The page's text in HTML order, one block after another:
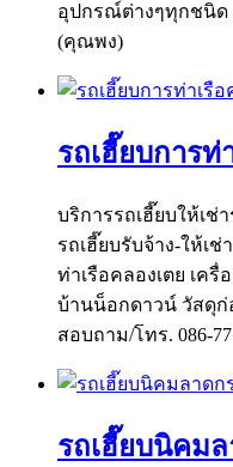
อุปกรณ์ต่างๆทุกชนิด
(คุณพง)
รถเฮี๊ยบการท่
บริการรถเฮี๊ยบให้เช่
รถเฮี๊ยบรับจ้าง-ให้เ
ท่าเรือคลองเตย เค
บ้านน็อกดาวน์ วัสดุ
สอบถาม/โทร. 086-
รถเฮี๊ยบนิคม